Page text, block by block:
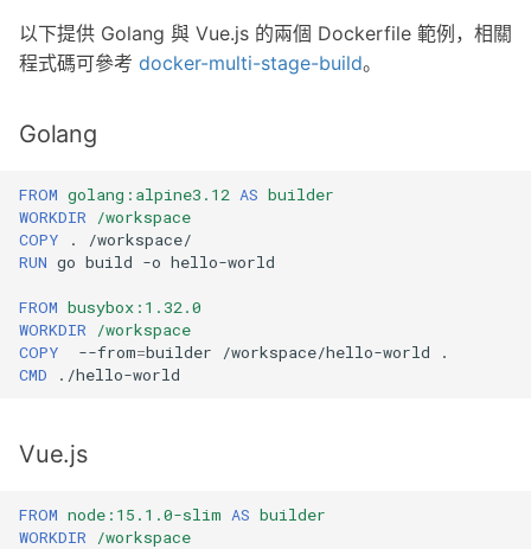
以下提供 Golang 與 Vue.js 的兩個 Dockerfile 範例，相關
程式碼可參考 docker-multi-stage-build。
Golang
FROM golang:alpine3.12 AS builder
WORKDIR
/workspace
COPY
.
RUN go build -o
FROM busybox:1.32.0
WORKDIR
/workspace
COPY
--from=builder /workspace/hello-world
CMD
Vue.js
FROM node:15.1.0-slim AS builder
WORKDIR
/workspace